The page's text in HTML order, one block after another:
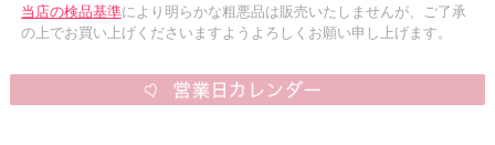
当店の検品基準により明らかな粗悪品は販売いたしませんが、ご了承
の上でお買い上げくださいますようよろしくお願い申し上げます。